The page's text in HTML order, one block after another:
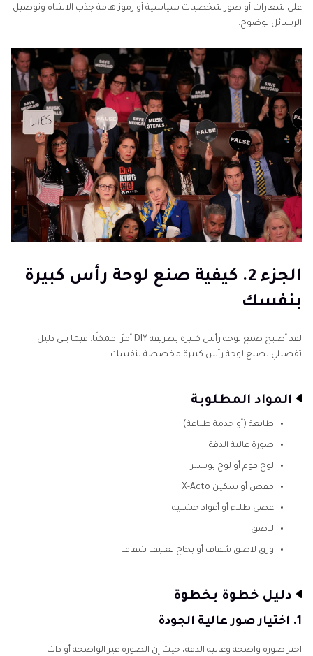
على شعارات أو صور شخصيات سياسية أو رموز هامة جذب الانتباه وتوصيل
الرسائل بوضوح.
الجزء 2. كيفية صنع لوحة رأس كبيرة
بنفسك
لقد أصبح صنع لوحة رأس كبيرة بطريقة DIY أمرًا ممكنًا. فيما يلي دليل
تفصيلي لصنع لوحة رأس كبيرة مخصصة بنفسك.
المواد المطلوبة
طابعة (أو خدمة طباعة)
صورة عالية الدقة
لوح فوم أو لوح بوستر
مقص أو سكين X-Acto
عصي طلاء أو أعواد خشبية
لاصق
ورق لاصق شفاف أو بخاخ تغليف شفاف
دليل خطوة بخطوة
1. اختيار صور عالية الجودة
اختر صورة واضحة وعالية الدقة، حيث إن الصورة غير الواضحة أو ذات